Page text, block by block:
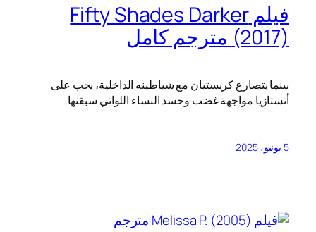
فيلم Fifty Shades Darker
(2017) مترجم كامل
بينما يتصارع كريستيان مع شياطينه الداخلية، يجب على
أنستازيا مواجهة غضب وحسد النساء اللواتي سبقنها.
5 يونيو، 2025